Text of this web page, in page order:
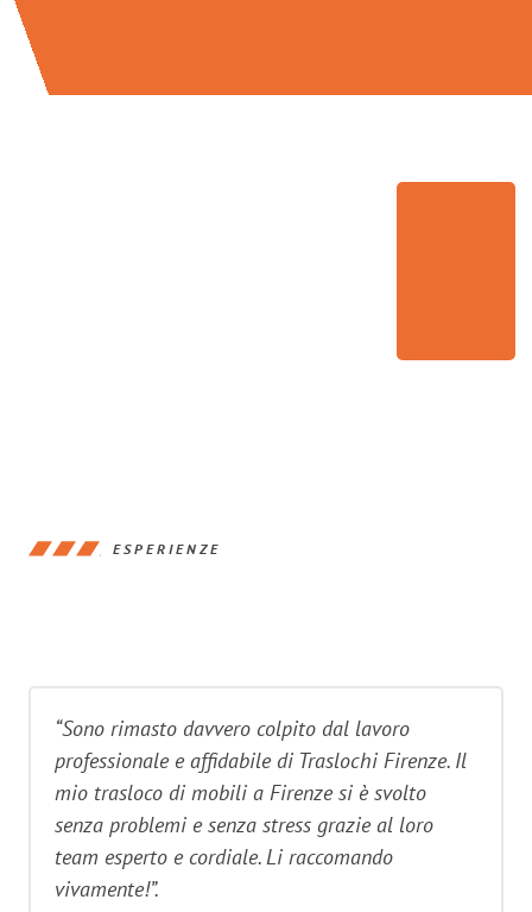
ESPERIENZE
“Sono rimasto davvero colpito dal lavoro
professionale e affidabile di Traslochi Firenze. Il
mio trasloco di mobili a Firenze si è svolto
senza problemi e senza stress grazie al loro
team esperto e cordiale. Li raccomando
vivamente!”.